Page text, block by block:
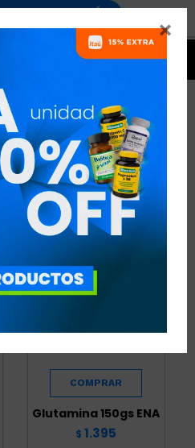

RECOMENDADOS
Glutamina 150gs ENA
$ 1.395